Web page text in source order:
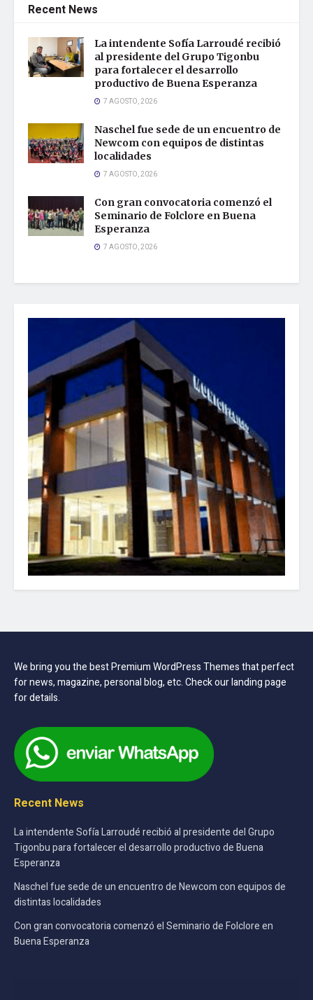
Recent News
La intendente Sofía Larroudé recibió
al presidente del Grupo Tigonbu
para fortalecer el desarrollo
productivo de Buena Esperanza
7 AGOSTO, 2026
Naschel fue sede de un encuentro de
Newcom con equipos de distintas
localidades
7 AGOSTO, 2026
Con gran convocatoria comenzó el
Seminario de Folclore en Buena
Esperanza
7 AGOSTO, 2026
We bring you the best Premium WordPress Themes that perfect
for news, magazine, personal blog, etc. Check our landing page
for details.
Recent News
La intendente Sofía Larroudé recibió al presidente del Grupo
Tigonbu para fortalecer el desarrollo productivo de Buena
Esperanza
Naschel fue sede de un encuentro de Newcom con equipos de
distintas localidades
Con gran convocatoria comenzó el Seminario de Folclore en
Buena Esperanza